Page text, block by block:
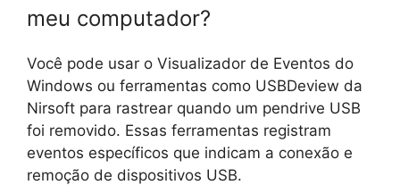
meu computador?
Você pode usar o Visualizador de Eventos do
Windows ou ferramentas como USBDeview da
Nirsoft para rastrear quando um pendrive USB
foi removido. Essas ferramentas registram
eventos específicos que indicam a conexão e
remoção de dispositivos USB.